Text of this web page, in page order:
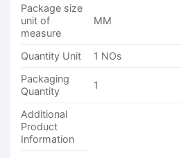
Package size
unit of
measure
MM
Quantity Unit
1 NOs
Packaging
Quantity
1
Additional
Product
Information